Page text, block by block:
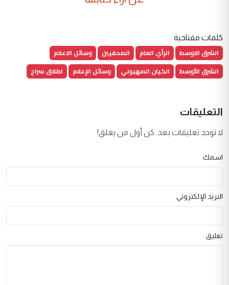
كلمات مفتاحية
الشرق الاوسط الرأي العام الصحفيين
وسائل الاعلام
الشرق الأوسط
الكيان الصهيوني وسائل الإعلام اطلاق سراح
التعليقات
لا توجد تعليقات بعد. كن أول من يعلق!
اسمك
البريد الإلكتروني
تعليق